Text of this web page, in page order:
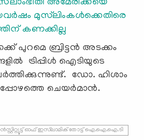
അമേരിക്കയെ
മുസ്‌ലിംകള്‍ക്കെതിരെ
കണക്കില്ല
പുറമെ ബ്രിട്ടന്‍ അടക്കം
ട്രിപ്പിള്‍ ഐടിയുടെ
ഡോ. ഹിശാം
ചെയര്‍മാന്‍.
ഓഫ് ഇസ്‌ലാമിക് തോട്ട് ഐ.ഐ.ഐ.ടി